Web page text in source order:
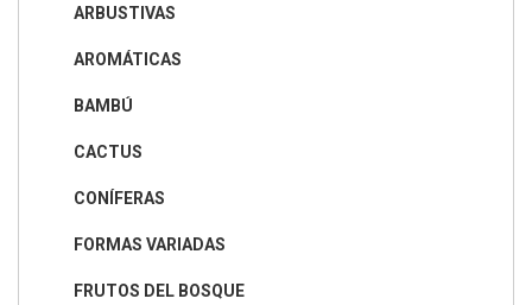
ARBUSTIVAS
AROMÁTICAS
BAMBÚ
CACTUS
CONÍFERAS
FORMAS VARIADAS
FRUTOS DEL BOSQUE